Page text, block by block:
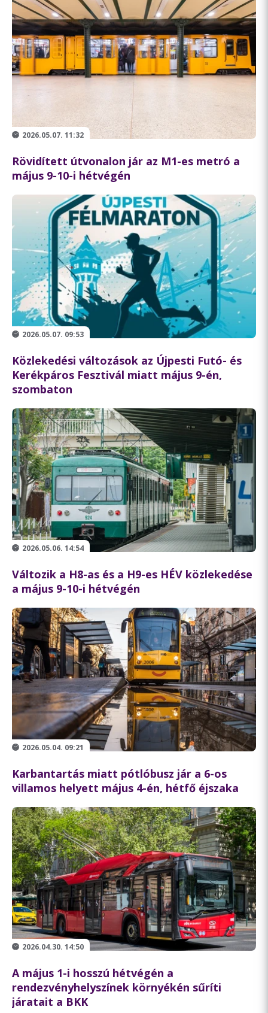
2026.05.07. 11:32
Rövidített útvonalon jár az M1-es metró a
május 9-10-i hétvégén
2026.05.07. 09:53
Közlekedési változások az Újpesti Futó- és
Kerékpáros Fesztivál miatt május 9-én,
szombaton
2026.05.06. 14:54
Változik a H8-as és a H9-es HÉV közlekedése
a május 9-10-i hétvégén
2026.05.04. 09:21
Karbantartás miatt pótlóbusz jár a 6-os
villamos helyett május 4-én, hétfő éjszaka
2026.04.30. 14:50
A május 1-i hosszú hétvégén a
rendezvényhelyszínek környékén sűríti
járatait a BKK